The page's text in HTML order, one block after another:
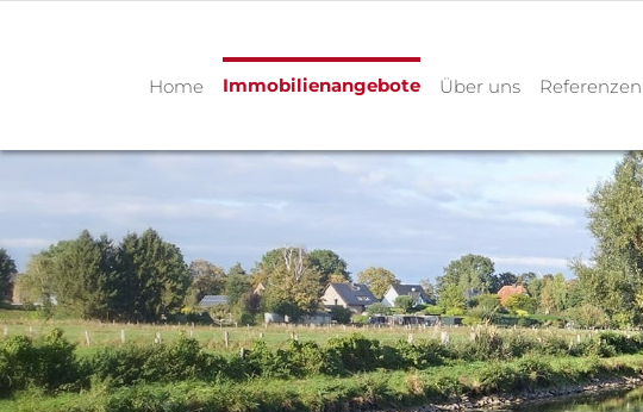
Home Immobilienangebote Über uns Referenzen